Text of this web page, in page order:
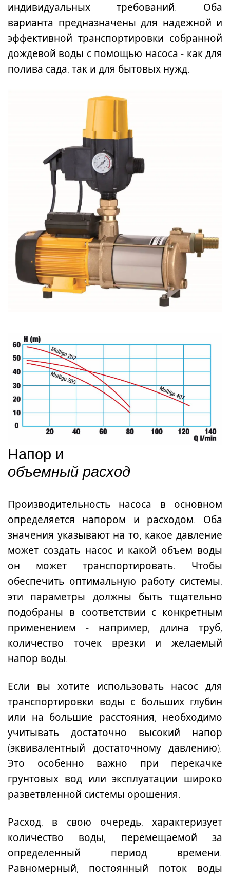
индивидуальных требований. Оба
варианта предназначены для надежной и
эффективной транспортировки собранной
дождевой воды с помощью насоса - как для
полива сада, так и для бытовых нужд.
Напор и
объемный расход
Производительность насоса в основном
определяется напором и расходом. Оба
значения указывают на то, какое давление
может создать насос и какой объем воды
он может транспортировать. Чтобы
обеспечить оптимальную работу системы,
эти параметры должны быть тщательно
подобраны в соответствии с конкретным
применением - например, длина труб,
количество точек врезки и желаемый
напор воды.
Если вы хотите использовать насос для
транспортировки воды с больших глубин
или на большие расстояния, необходимо
учитывать достаточно высокий напор
(эквивалентный достаточному давлению).
Это особенно важно при перекачке
грунтовых вод или эксплуатации широко
разветвленной системы орошения.
Расход, в свою очередь, характеризует
количество воды, перемещаемой за
определенный период времени.
Равномерный, постоянный поток воды